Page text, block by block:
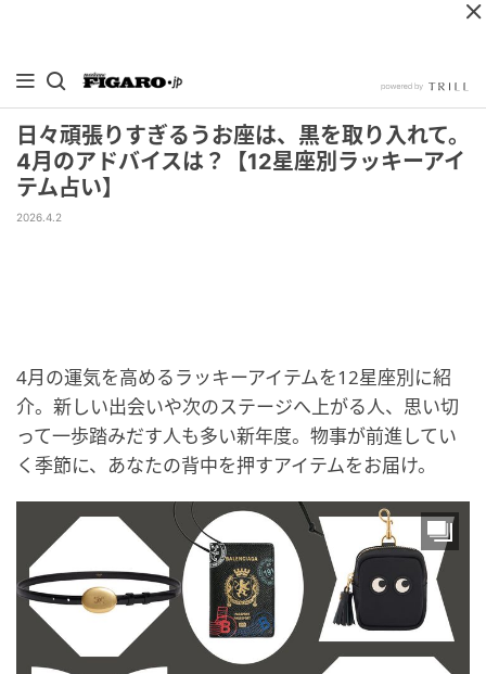
日々頑張りすぎるうお座は、黒を取り入れて。
4月のアドバイスは？【12星座別ラッキーアイ
テム占い】
2026.4.2
4月の運気を高めるラッキーアイテムを12星座別に紹
介。新しい出会いや次のステージへ上がる人、思い切
って一歩踏みだす人も多い新年度。物事が前進してい
く季節に、あなたの背中を押すアイテムをお届け。